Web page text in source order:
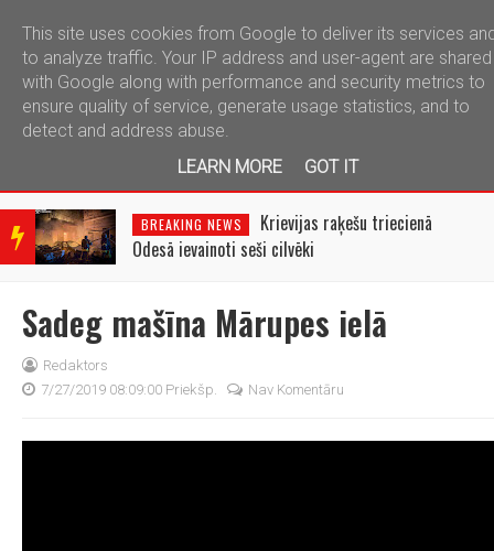
telegram
BRE
AKIN
NEW
BREAKING NEWS
Krievijas raķešu triecienā
Odesā ievainoti seši cilvēki
Sadeg mašīna Mārupes ielā
Redaktors
7/27/2019 08:09:00 Priekšp.
Nav Komentāru
This site uses cookies from Google to deliver its services
to analyze traffic. Your IP address and user-agent are shared
with Google along with performance and security metrics to
ensure quality of service, generate usage statistics, and to
detect and address abuse.
LEARN MORE
GOT IT